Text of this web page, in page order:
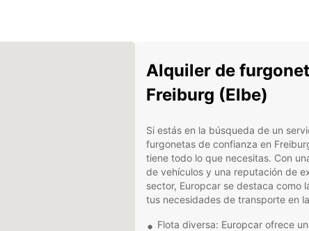
Alquiler de
Freiburg (Elbe)
Si estás en la búsqueda de un
furgonetas de confianza en
tiene todo lo que necesitas. Con
de vehículos y una reputación de
sector, Europcar se destaca como
tus necesidades de transporte en
Flota diversa: Europcar ofrece